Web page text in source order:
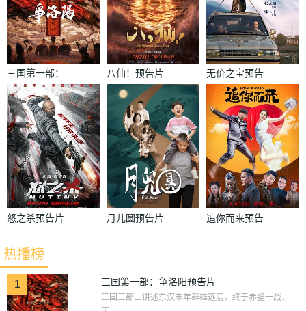
三国第一部：
争洛阳预告片
八仙！预告片
无价之宝预告
怒之杀预告片 月儿圆预告片
追你而来预告
热播榜
1 三国第一部：争洛阳预告片
三国三部曲讲述东汉末年群雄逐鹿，终于赤壁一战，